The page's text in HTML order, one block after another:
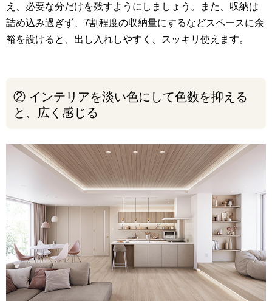
え、必要な分だけを残すようにしましょう。また、収納は
詰め込み過ぎず、7割程度の収納量にするなどスペースに余
裕を設けると、出し入れしやすく、スッキリ使えます。
② インテリアを淡い色にして色数を抑える
と、広く感じる